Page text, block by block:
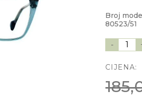
Broj
80523/51
- 1
CIJENA: